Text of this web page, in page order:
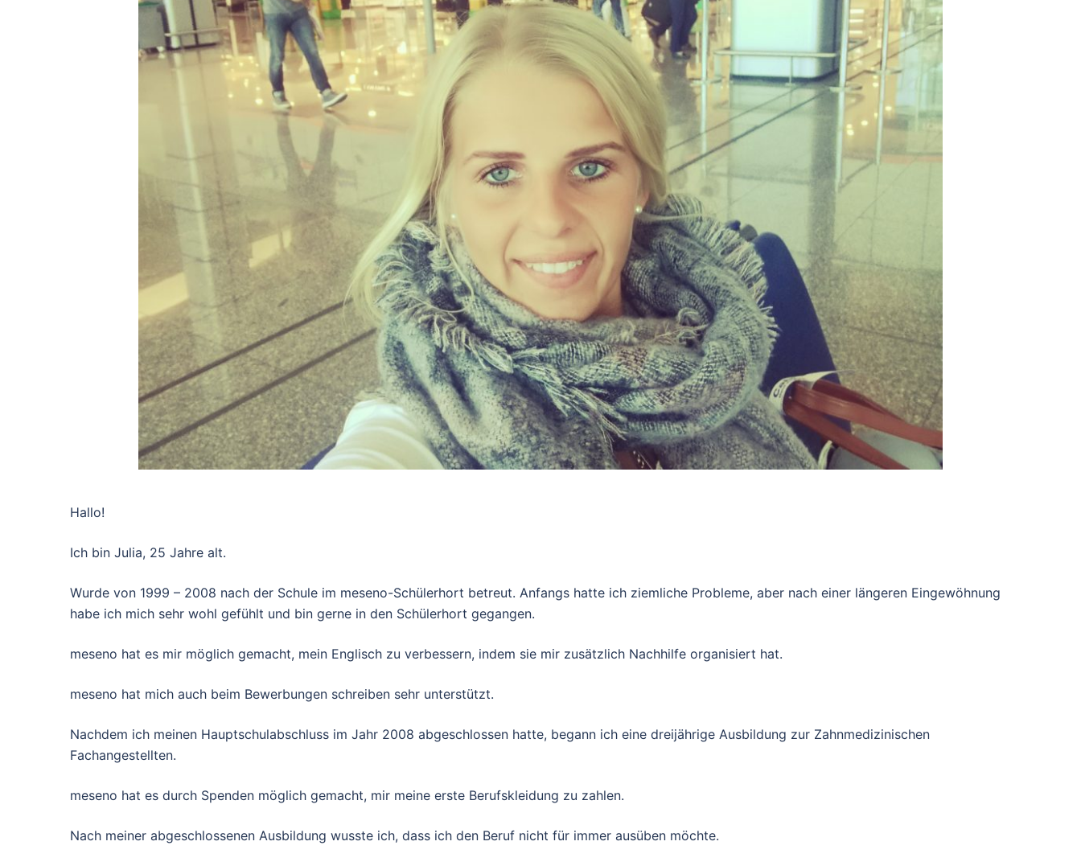
Hallo!
Ich bin Julia, 25 Jahre alt.
Wurde von 1999 – 2008 nach der Schule im meseno-Schülerhort betreut. Anfangs hatte ich ziemliche Probleme, aber nach einer längeren Eingewöhnung
habe ich mich sehr wohl gefühlt und bin gerne in den Schülerhort gegangen.
meseno hat es mir möglich gemacht, mein Englisch zu verbessern, indem sie mir zusätzlich Nachhilfe organisiert hat.
meseno hat mich auch beim Bewerbungen schreiben sehr unterstützt.
Nachdem ich meinen Hauptschulabschluss im Jahr 2008 abgeschlossen hatte, begann ich eine dreijährige Ausbildung zur Zahnmedizinischen
Fachangestellten.
meseno hat es durch Spenden möglich gemacht, mir meine erste Berufskleidung zu zahlen.
Nach meiner abgeschlossenen Ausbildung wusste ich, dass ich den Beruf nicht für immer ausüben möchte.